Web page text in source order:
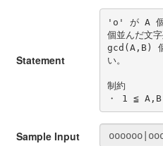
Statement
'o' が A
個並んだ文字
gcd(A,B)
い。
制約
・ 1 ≦
Sample Input